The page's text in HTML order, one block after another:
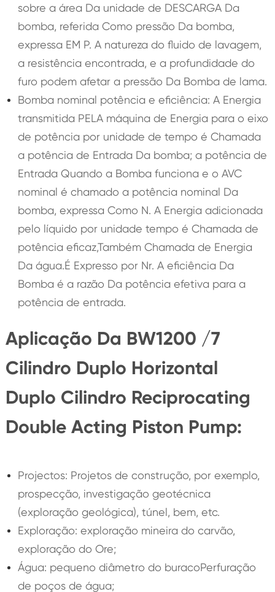
sobre a área Da unidade de DESCARGA Da
bomba, referida Como pressão Da bomba,
expressa EM P. A natureza do fluido de lavagem,
a resistência encontrada, e a profundidade do
furo podem afetar a pressão Da Bomba de lama.
Bomba nominal potência e eficiência: A Energia
transmitida PELA máquina de Energia para o eixo
de potência por unidade de tempo é Chamada
a potência de Entrada Da bomba; a potência de
Entrada Quando a Bomba funciona e o AVC
nominal é chamado a potência nominal Da
bomba, expressa Como N. A Energia adicionada
pelo líquido por unidade tempo é Chamada de
potência eficaz,Também Chamada de Energia
Da água.É Expresso por Nr. A eficiência Da
Bomba é a razão Da potência efetiva para a
potência de entrada.
Aplicação Da BW1200 /7
Cilindro Duplo Horizontal
Duplo Cilindro Reciprocating
Double Acting Piston Pump:
Projectos: Projetos de construção, por exemplo,
prospecção, investigação geotécnica
(exploração geológica), túnel, bem, etc.
Exploração: exploração mineira do carvão,
exploração do Ore;
Água: pequeno diâmetro do buracoPerfuração
de poços de água;